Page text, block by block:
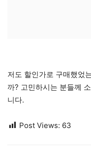
저도 할인가로 구매했었
까? 고민하시는 분들께
니다.
Post Views: 63